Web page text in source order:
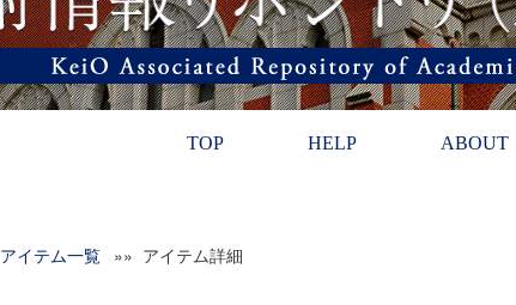
TOP HELP ABOUT
アイテム一覧 »» アイテム詳細